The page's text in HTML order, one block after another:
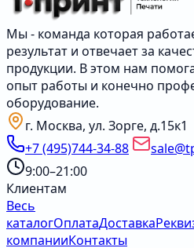
Мы - команда которая
результат и отвечает за
продукции. В этом нам
опыт работы и конечно
оборудование.
г. Москва, ул. Зорге, д.15к1
+7 (495)744-34-88
9:00–21:00
Клиентам
Весь
каталогОплатаДоставка
компанииКонтакты